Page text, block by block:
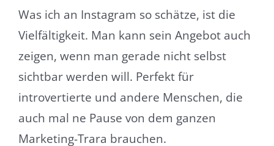
Was ich an Instagram so schätze, ist die
Vielfältigkeit. Man kann sein Angebot auch
zeigen, wenn man gerade nicht selbst
sichtbar werden will. Perfekt für
introvertierte und andere Menschen, die
auch mal ne Pause von dem ganzen
Marketing-Trara brauchen.